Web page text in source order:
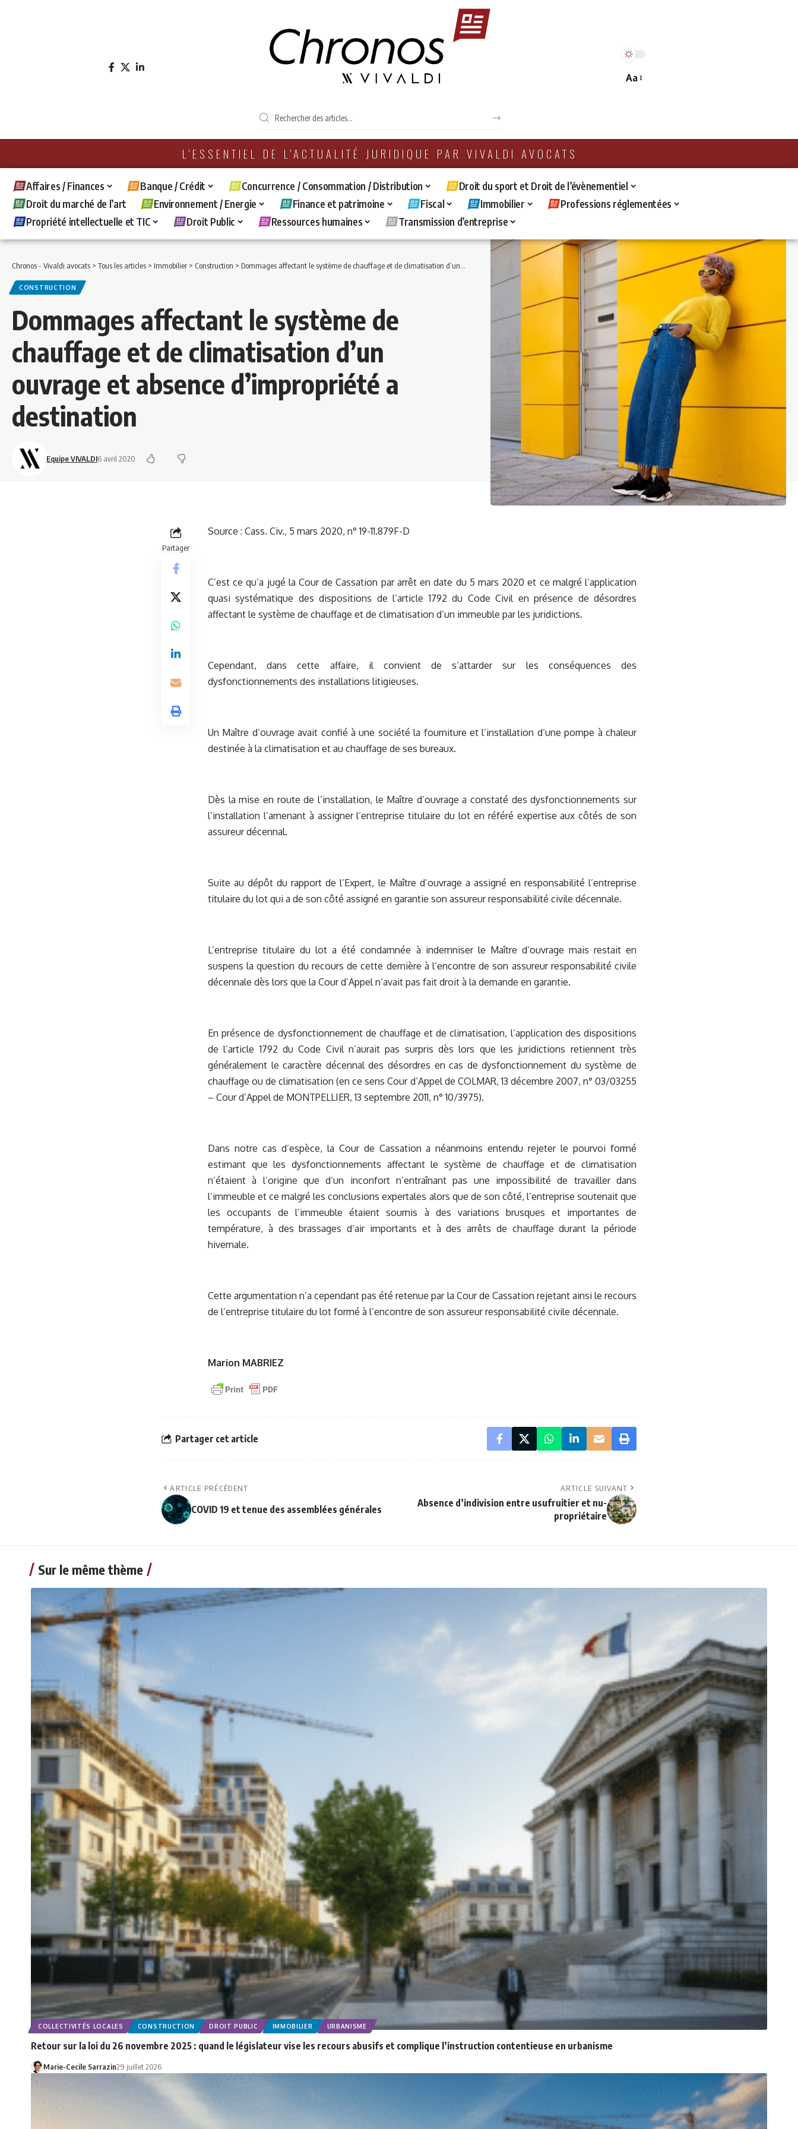
Aa
L'ESSENTIEL DE L'ACTUALITÉ JURIDIQUE PAR VIVALDI AVOCATS
Affaires / Finances Banque / Crédit Concurrence / Consommation / Distribution
Droit du sport et Droit de l’évènementiel
Droit du marché de l’art
Environnement / Energie Finance et patrimoine Fiscal Immobilier
Professions réglementées
Propriété intellectuelle et TIC
Droit Public Ressources humaines Transmission d’entreprise
Chronos - Vivaldi avocats > Tous les articles > Immobilier > Construction > Dommages affectant le système de chauffage et de climatisation d’un ouvrage et absence d’impropriété a destination
CONSTRUCTION
Dommages affectant le système de
chauffage et de climatisation d’un
ouvrage et absence d’impropriété a
destination
Equipe VIVALDI6 avril 2020
Partager
Source : Cass. Civ., 5 mars 2020, n° 19-11.879F-D
C’est ce qu’a jugé la Cour de Cassation par arrêt en date du 5 mars 2020 et ce malgré l’application
quasi systématique des dispositions de l’article 1792 du Code Civil en présence de désordres
affectant le système de chauffage et de climatisation d’un immeuble par les juridictions.
Cependant, dans cette affaire, il convient de s’attarder sur les conséquences des
dysfonctionnements des installations litigieuses.
Un Maître d’ouvrage avait confié à une société la fourniture et l’installation d’une pompe à chaleur
destinée à la climatisation et au chauffage de ses bureaux.
Dès la mise en route de l’installation, le Maître d’ouvrage a constaté des dysfonctionnements sur
l’installation l’amenant à assigner l’entreprise titulaire du lot en référé expertise aux côtés de son
assureur décennal.
Suite au dépôt du rapport de l’Expert, le Maître d’ouvrage a assigné en responsabilité l’entreprise
titulaire du lot qui a de son côté assigné en garantie son assureur responsabilité civile décennale.
L’entreprise titulaire du lot a été condamnée à indemniser le Maître d’ouvrage mais restait en
suspens la question du recours de cette dernière à l’encontre de son assureur responsabilité civile
décennale dès lors que la Cour d’Appel n’avait pas fait droit à la demande en garantie.
En présence de dysfonctionnement de chauffage et de climatisation, l’application des dispositions
de l’article 1792 du Code Civil n’aurait pas surpris dès lors que les juridictions retiennent très
généralement le caractère décennal des désordres en cas de dysfonctionnement du système de
chauffage ou de climatisation (en ce sens Cour d’Appel de COLMAR, 13 décembre 2007, n° 03/03255
– Cour d’Appel de MONTPELLIER, 13 septembre 2011, n° 10/3975).
Dans notre cas d’espèce, la Cour de Cassation a néanmoins entendu rejeter le pourvoi formé
estimant que les dysfonctionnements affectant le système de chauffage et de climatisation
n’étaient à l’origine que d’un inconfort n’entraînant pas une impossibilité de travailler dans
l’immeuble et ce malgré les conclusions expertales alors que de son côté, l’entreprise soutenait que
les occupants de l’immeuble étaient soumis à des variations brusques et importantes de
température, à des brassages d’air importants et à des arrêts de chauffage durant la période
hivernale.
Cette argumentation n’a cependant pas été retenue par la Cour de Cassation rejetant ainsi le recours
de l’entreprise titulaire du lot formé à l’encontre de son assureur responsabilité civile décennale.
Marion MABRIEZ
Partager cet article
ARTICLE PRÉCÉDENT
COVID 19 et tenue des assemblées générales
ARTICLE SUIVANT
Absence d’indivision entre usufruitier et nu-
propriétaire
Sur le même thème
COLLECTIVITÉS LOCALES CONSTRUCTION DROIT PUBLIC IMMOBILIER URBANISME
Retour sur la loi du 26 novembre 2025 : quand le législateur vise les recours abusifs et complique l’instruction contentieuse en urbanisme
Marie-Cecile Sarrazin29 juillet 2026